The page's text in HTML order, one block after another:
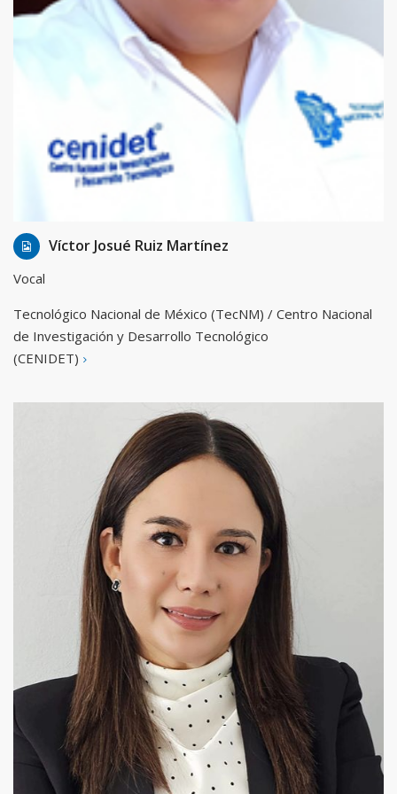
Víctor Josué Ruiz Martínez
Vocal
Tecnológico Nacional de México (TecNM) / Centro Nacional
de Investigación y Desarrollo Tecnológico
(CENIDET)